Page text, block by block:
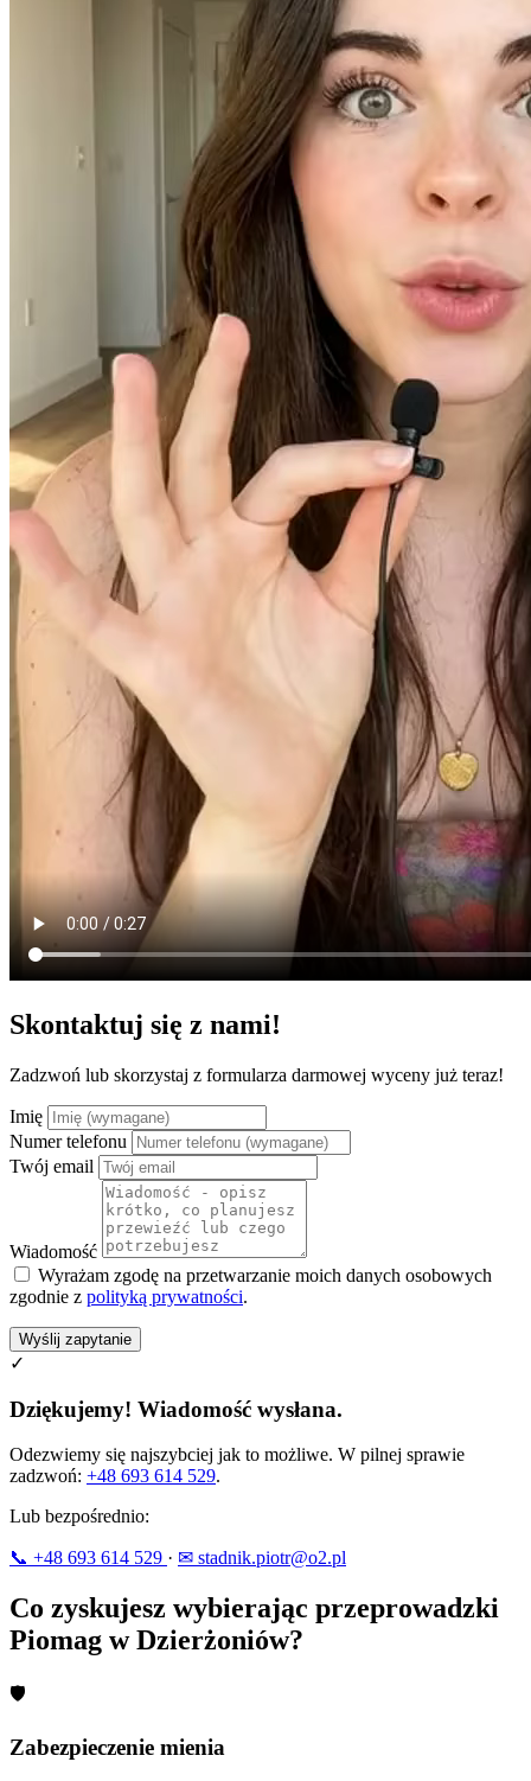
Skontaktuj się z nami!
Zadzwoń lub skorzystaj z formularza darmowej wyceny już teraz!
Imię
Numer telefonu
Twój email
Wiadomość
Wyrażam zgodę na przetwarzanie moich danych osobowych
zgodnie z polityką prywatności.
Wyślij zapytanie
✓
Dziękujemy! Wiadomość wysłana.
Odezwiemy się najszybciej jak to możliwe. W pilnej sprawie
zadzwoń: +48 693 614 529.
Lub bezpośrednio:
📞 +48 693 614 529 · ✉ stadnik.piotr@o2.pl
Co zyskujesz wybierając przeprowadzki
Piomag w Dzierżoniów?
🛡
Zabezpieczenie mienia